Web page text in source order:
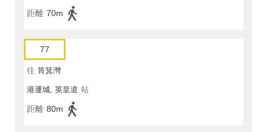
距離 70m
77
往 筲箕灣
港運城, 英皇道 站
距離 80m